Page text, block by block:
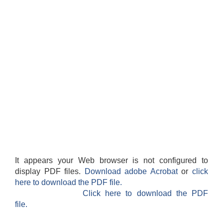
It appears your Web browser is not configured to
display PDF files.
Download adobe Acrobatorclick
here to download the PDF file.
Click here to download the PDF
file.